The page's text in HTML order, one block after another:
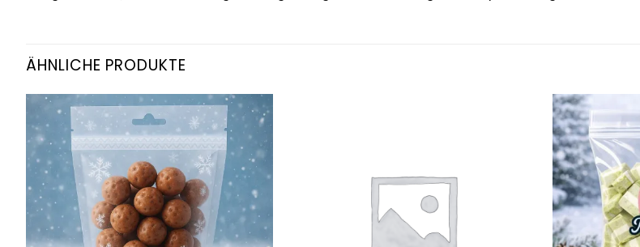
ÄHNLICHE PRODUKTE
Add to
wishlist